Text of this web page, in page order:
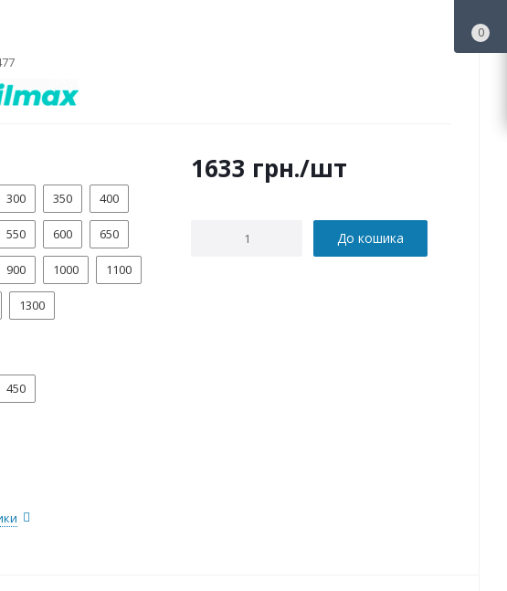
300 350 400
550 600 650
900 1000 1100
1300
450
1633 грн./шт
До кошика
0